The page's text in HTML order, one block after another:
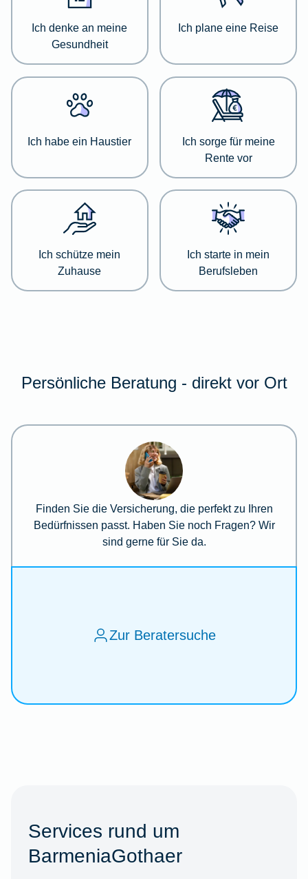
jeweiligen
Kategorie
informieren.
dazu
die
passende
Kategorie
Ich denke an meine
Gesundheit
Ich plane eine Reise
Ich habe ein Haustier
Ich sorge für meine
Rente vor
Ich schütze mein
Zuhause
Ich starte in mein
Berufsleben
Persönliche Beratung - direkt vor Ort
Finden Sie die Versicherung, die perfekt zu Ihren
Bedürfnissen passt. Haben Sie noch Fragen? Wir
sind gerne für Sie da.
Zur Beratersuche
Services rund um
BarmeniaGothaer